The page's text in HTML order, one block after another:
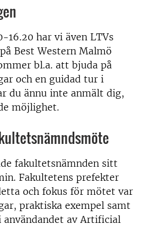
16.20 har vi även LTVs
Best Western Malmö
bl.a. att bjuda på
och en guidad tur i
du ännu inte anmält dig,
möjlighet.
fakultetsnämnden sitt
Fakultetens prefekter
och fokus för mötet var
praktiska exempel samt
av Artificial